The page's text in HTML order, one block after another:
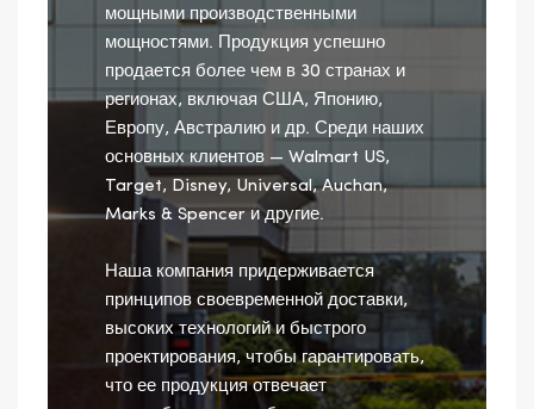
мощными производственными
мощностями. Продукция успешно
продается более чем в 30 странах и
регионах, включая США, Японию,
Европу, Австралию и др. Среди наших
основных клиентов — Walmart US,
Target, Disney, Universal, Auchan,
Marks & Spencer и другие.
Наша компания придерживается
принципов своевременной доставки,
высоких технологий и быстрого
проектирования, чтобы гарантировать,
что ее продукция отвечает